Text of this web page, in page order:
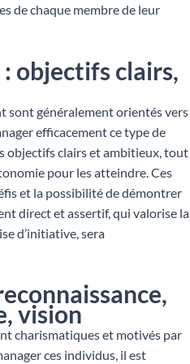
de chaque membre de leur
objectifs clairs,
sont généralement orientés vers
efficacement ce type de
objectifs clairs et ambitieux, tout
pour les atteindre. Ces
et la possibilité de démontrer
direct et assertif, qui valorise la
d’initiative, sera
vision
charismatiques et motivés par
ces individus, il est